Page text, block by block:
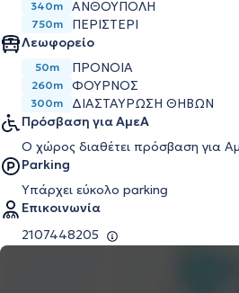
340m ΑΝΘΟΎΠΟΛΗ
750m
ΠΕΡΙΣΤΈΡΙ
Λεωφορείο
50m ΠΡΟΝΟΙΑ
260m ΦΟΥΡΝΟΣ
300m
ΔΙΑΣΤΑΥΡΩΣΗ ΘΗΒΏΝ
Πρόσβαση για ΑμεΑ
Ο χώρος διαθέτει πρόσβαση για
Parking
Υπάρχει εύκολο parking
Επικοινωνία
2107448205